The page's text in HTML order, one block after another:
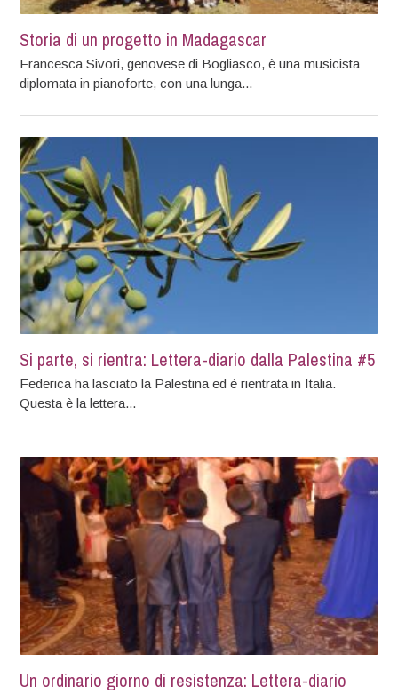
Storia di un progetto in Madagascar
Francesca Sivori, genovese di Bogliasco, è una musicista
diplomata in pianoforte, con una lunga...
Si parte, si rientra: Lettera-diario dalla Palestina #5
Federica ha lasciato la Palestina ed è rientrata in Italia.
Questa è la lettera...
Un ordinario giorno di resistenza: Lettera-diario